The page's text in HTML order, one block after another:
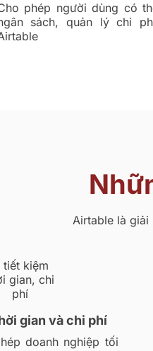
phép người dùng có
sách, quản lý chi
Airtable là giải
gian và chi phí
doanh nghiệp tối